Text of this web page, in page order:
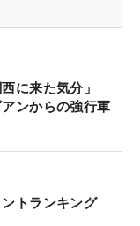
ジャー昇格前
優勝。距離が
スで、正確な
る。
ップを掲げ
と、2日目に単
も依然1打差の
西に来た気分」
ンからの強行軍
トランキング